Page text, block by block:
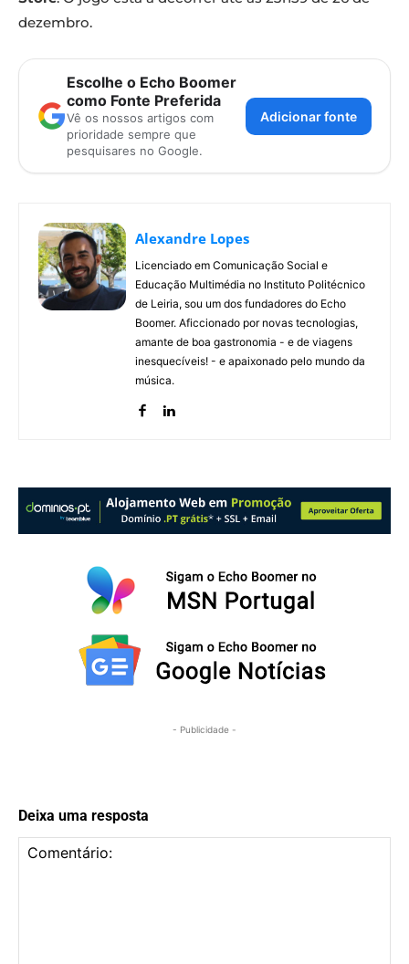
dezembro.
Escolhe o Echo Boomer
como Fonte Preferida
Vê os nossos artigos com
prioridade sempre que
pesquisares no Google.
Adicionar fonte
Alexandre Lopes
Licenciado em Comunicação Social e
Educação Multimédia no Instituto Politécnico
de Leiria, sou um dos fundadores do Echo
Boomer. Aficcionado por novas tecnologias,
amante de boa gastronomia - e de viagens
inesquecíveis! - e apaixonado pelo mundo da
música.
- Publicidade -
Deixa uma resposta